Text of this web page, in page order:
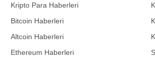
Kripto Para Haberleri
Bitcoin Haberleri
Altcoin Haberleri
Ethereum Haberleri